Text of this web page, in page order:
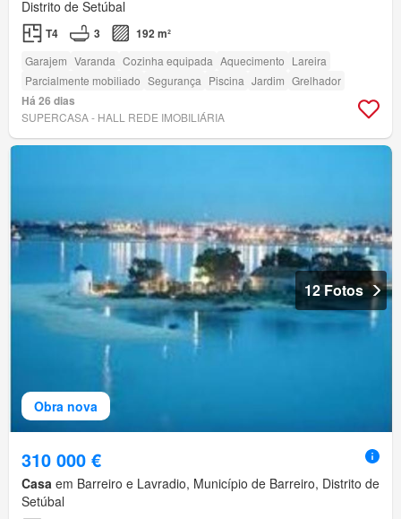
Distrito de Setúbal
T4 3 192 m²
Garajem Varanda Cozinha equipada Aquecimento Lareira
Parcialmente mobiliado Segurança Piscina Jardim Grelhador
Há 26 dias
SUPERCASA - HALL REDE IMOBILIÁRIA
Obra nova
12 Fotos
310 000 €
Casa em Barreiro e Lavradio, Município de Barreiro, Distrito de
Setúbal